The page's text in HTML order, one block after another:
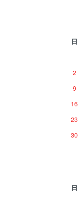
日
2
9
16
23
30
日